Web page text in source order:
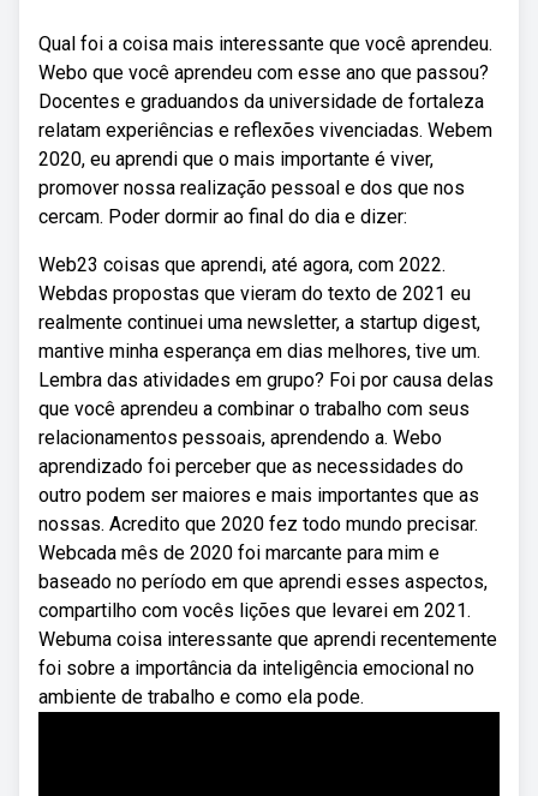
Qual foi a coisa mais interessante que você aprendeu.
Webo que você aprendeu com esse ano que passou?
Docentes e graduandos da universidade de fortaleza
relatam experiências e reflexões vivenciadas. Webem
2020, eu aprendi que o mais importante é viver,
promover nossa realização pessoal e dos que nos
cercam. Poder dormir ao final do dia e dizer:
Web23 coisas que aprendi, até agora, com 2022.
Webdas propostas que vieram do texto de 2021 eu
realmente continuei uma newsletter, a startup digest,
mantive minha esperança em dias melhores, tive um.
Lembra das atividades em grupo? Foi por causa delas
que você aprendeu a combinar o trabalho com seus
relacionamentos pessoais, aprendendo a. Webo
aprendizado foi perceber que as necessidades do
outro podem ser maiores e mais importantes que as
nossas. Acredito que 2020 fez todo mundo precisar.
Webcada mês de 2020 foi marcante para mim e
baseado no período em que aprendi esses aspectos,
compartilho com vocês lições que levarei em 2021.
Webuma coisa interessante que aprendi recentemente
foi sobre a importância da inteligência emocional no
ambiente de trabalho e como ela pode.